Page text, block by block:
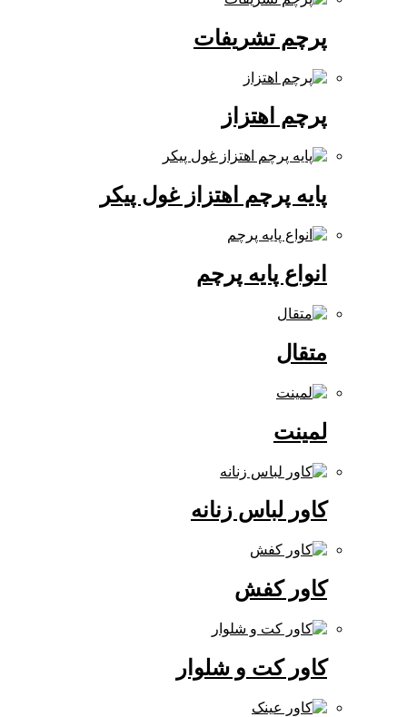
پرچم تشریفات
پرچم اهتزاز
پایه پرچم اهتزاز غول پیکر
انواع پایه پرچم
کاور لباس زنانه
کاور کفش
کاور کت و شلوار